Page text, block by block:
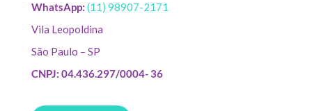
WhatsApp: (11) 98907-2171
Vila Leopoldina
São Paulo – SP
CNPJ: 04.436.297/0004- 36